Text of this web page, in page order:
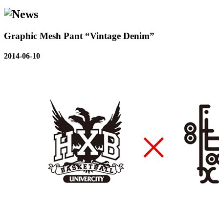
Graphic Mesh Pant “Vintage Denim”
2014-06-10